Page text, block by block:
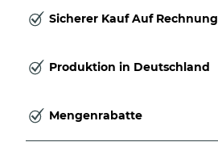
Sicherer Kauf Auf Rechnung
Produktion in Deutschland
Mengenrabatte